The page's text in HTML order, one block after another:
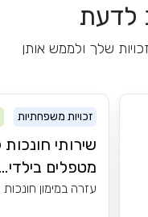
לדעת
שלך ולממש אותן
זכויות משפחתיות
שירותי חונכות
מטפלים
עזרה במימון חונכות